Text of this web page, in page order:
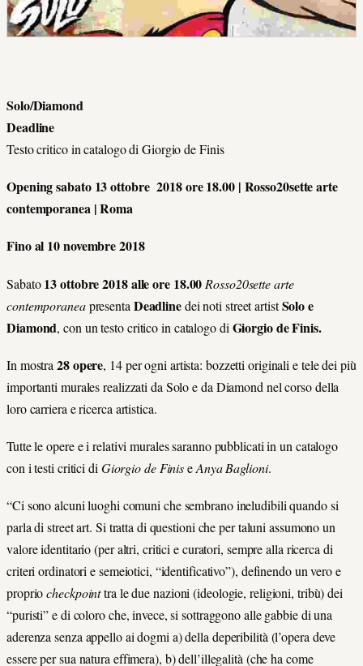
Solo/Diamond
Deadline
Testo critico in catalogo di Giorgio de Finis
Opening sabato 13 ottobre 2018 ore 18.00 | Rosso20sette arte
contemporanea | Roma
Fino al 10 novembre 2018
Sabato13 ottobre 2018 alle ore 18.00 Rosso20sette arte
contemporaneapresenta Deadlinedei noti street artistSolo e
Diamond, con un testo critico in catalogo di Giorgio de Finis.
In mostra 28 opere, 14 per ogni artista: bozzetti originali e tele dei più
importanti murales realizzati da Solo e da Diamond nel corso della
loro carriera e ricerca artistica.
Tutte le opere e i relativi murales saranno pubblicati in un catalogo
con i testi critici di Giorgio de FiniseAnya Baglioni.
“Ci sono alcuni luoghi comuni che sembrano ineludibili quando si
parla di street art. Si tratta di questioni che per taluni assumono un
valore identitario (per altri, critici e curatori, sempre alla ricerca di
criteri ordinatori e semeiotici, “identificativo”), definendo un vero e
propriocheckpointtra le due nazioni (ideologie, religioni, tribù) dei
“puristi” e di coloro che, invece, si sottraggono alle gabbie di una
aderenza senza appello ai dogmi a) della deperibilità (l’opera deve
essere per sua natura effimera), b) dell’illegalità (che ha come